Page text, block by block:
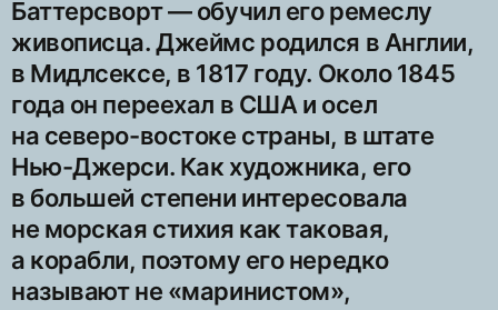
Баттерсворт — обучил его ремеслу
живописца. Джеймс родился в Англии,
в Мидлсексе, в 1817 году. Около 1845
года он переехал в США и осел
на северо-востоке страны, в штате
Нью-Джерси. Как художника, его
в большей степени интересовала
не морская стихия как таковая,
а корабли, поэтому его нередко
называют не «маринистом»,